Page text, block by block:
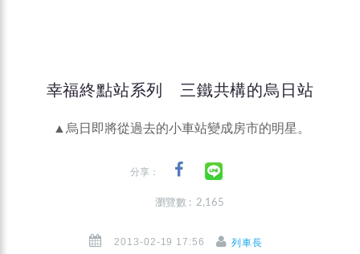
幸福終點站系列 三鐵共構的烏日站
▲烏日即將從過去的小車站變成房市的明星。
分享：
瀏覽數 : 2,165
2013-02-19 17:56 列車長